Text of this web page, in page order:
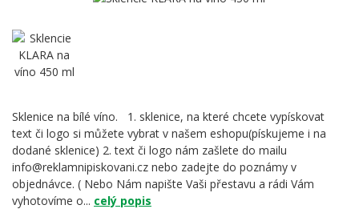
Sklenice na bílé víno. 1. sklenice, na které chcete vypískovat
text či logo si můžete vybrat v našem eshopu(pískujeme i na
dodané sklenice) 2. text či logo nám zašlete do mailu
info@reklamnipiskovani.cz nebo zadejte do poznámy v
objednávce. ( Nebo Nám napište Vaši přestavu a rádi Vám
vyhotovíme o... celý popis